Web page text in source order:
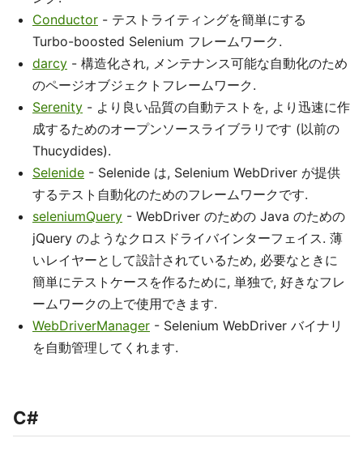
Conductor - テストライティングを簡単にする
Turbo-boosted Selenium フレームワーク.
darcy - 構造化され, メンテナンス可能な自動化のため
のページオブジェクトフレームワーク.
Serenity - より良い品質の自動テストを, より迅速に作
成するためのオープンソースライブラリです (以前の
Thucydides).
Selenide - Selenide は, Selenium WebDriver が提供
するテスト自動化のためのフレームワークです.
seleniumQuery - WebDriver のための Java のための
jQuery のようなクロスドライバインターフェイス. 薄
いレイヤーとして設計されているため, 必要なときに
簡単にテストケースを作るために, 単独で, 好きなフレ
ームワークの上で使用できます.
WebDriverManager - Selenium WebDriver バイナリ
を自動管理してくれます.
C#